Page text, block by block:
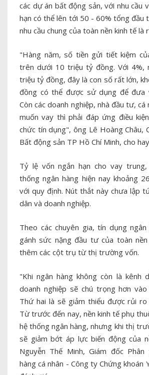
các dự án bất động sản, với nhu cầu
hạn có thể lên tới 50 - 60% tổng đầu
nhu cầu chung của toàn nền kinh tế là
"Hàng năm, số tiền gửi tiết kiệm
trên dưới 10 triệu tỷ đồng. Với 4%,
triệu tỷ đồng, đây là con số rất lớn,
đồng có thể được sử dụng để đưa
Còn các doanh nghiệp, nhà đầu tư, cá
muốn vay thì phải đáp ứng điều
chức tín dụng", ông Lê Hoàng Châu,
Bất động sản TP Hồ Chí Minh, cho
Tỷ lệ vốn ngắn hạn cho vay
thống ngân hàng hiện nay khoảng
với quy định. Nút thắt này chưa lập
dân và doanh nghiệp.
Theo các chuyên gia, tín dụng
gánh sức nặng đầu tư của toàn
thêm các cột trụ từ thị trường vốn.
"Khi ngân hàng không còn là kênh
doanh nghiệp sẽ chú trọng hơn
Thứ hai là sẽ giảm thiểu được rủi ro
Từ trước đến nay, nền kinh tế phụ
hệ thống ngân hàng, nhưng khi thị
sẽ giảm bớt áp lực biến động của
Nguyễn Thế Minh, Giám đốc Phân
hàng cá nhân - Công ty Chứng khoán